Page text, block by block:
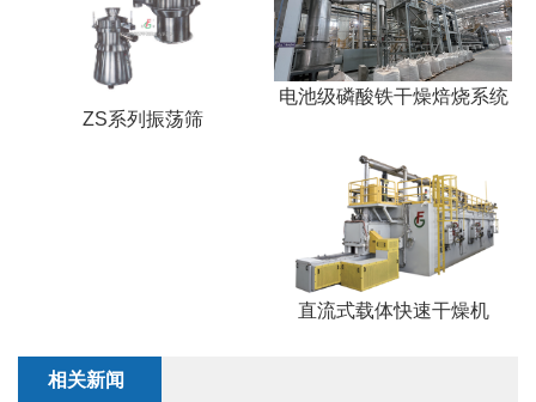
ZS系列振荡筛
电池级磷酸铁干燥焙烧系统
直流式载体快速干燥机
相关新闻